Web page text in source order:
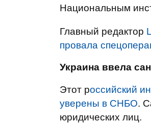
Национальным
Главный редактор
провала
Украина ввела
Этот российский
уверены в СНБО.
юридических лиц.